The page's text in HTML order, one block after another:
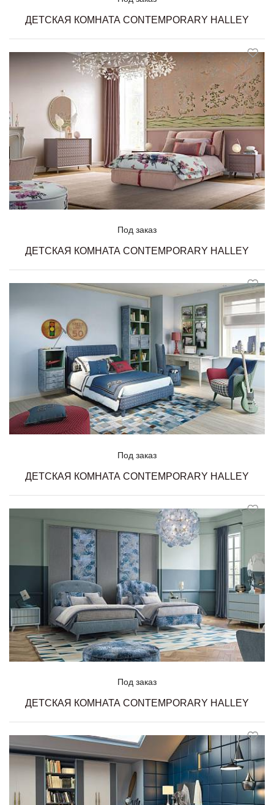
ДЕТСКАЯ КОМНАТА CONTEMPORARY HALLEY
Под заказ
ДЕТСКАЯ КОМНАТА CONTEMPORARY HALLEY
Под заказ
ДЕТСКАЯ КОМНАТА CONTEMPORARY HALLEY
Под заказ
ДЕТСКАЯ КОМНАТА CONTEMPORARY HALLEY